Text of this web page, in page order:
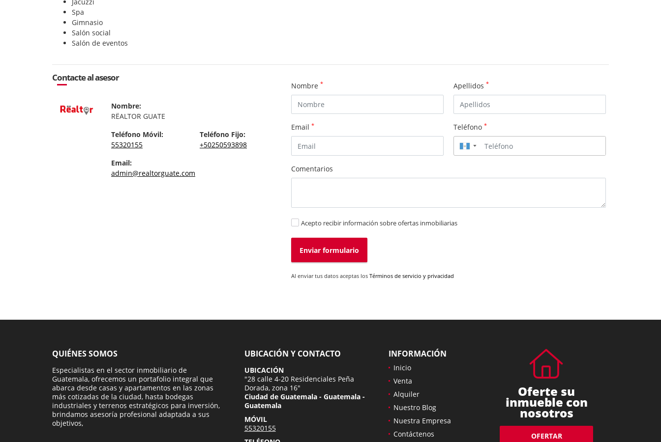
Spa
Gimnasio
Salón social
Salón de eventos
Contacte al asesor
Nombre:
RËALTOR GUATE
Teléfono Móvil:
55320155
Teléfono Fijo:
+50250593898
Email:
admin@realtorguate.com
Nombre * Apellidos *
Email * Teléfono *
▼
Comentarios
Acepto recibir información sobre ofertas inmobiliarias
Enviar formulario
Al enviar tus datos aceptas los Términos de servicio y privacidad
QUIÉNES SOMOS
Especialistas en el sector inmobiliario de
Guatemala, ofrecemos un portafolio integral que
abarca desde casas y apartamentos en las zonas
más cotizadas de la ciudad, hasta bodegas
industriales y terrenos estratégicos para inversión,
brindamos asesoría profesional adaptada a sus
objetivos,
UBICACIÓN Y CONTACTO
UBICACIÓN
"28 calle 4-20 Residenciales Peña
Dorada, zona 16"
Ciudad de Guatemala - Guatemala -
Guatemala
MÓVIL
55320155
INFORMACIÓN
Inicio
Venta
Alquiler
Nuestro Blog
Nuestra Empresa
Contáctenos
Oferte su
inmueble con
nosotros
OFERTAR